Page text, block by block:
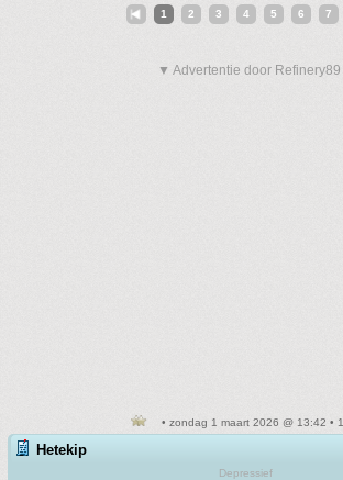
1 2 3 4 5 6 7
▼ Advertentie door Refinery89
• zondag 1 maart 2026 @ 13:42 • 1
Hetekip
Depressief